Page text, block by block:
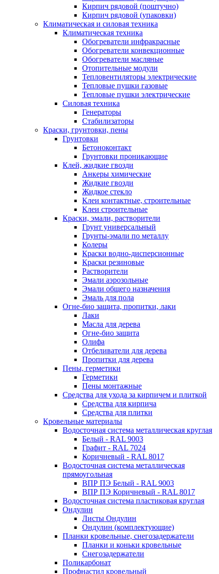
Кирпич рядовой (поштучно)
Кирпич рядовой (упаковки)
Климатическая и силовая техника
Климатическая техника
Обогреватели инфракрасные
Обогреватели конвекционные
Обогреватели масляные
Отопительные модули
Тепловентиляторы электрические
Тепловые пушки газовые
Тепловые пушки электрические
Силовая техника
Генераторы
Стабилизаторы
Краски, грунтовки, пены
Грунтовки
Бетоноконтакт
Грунтовки проникающие
Клей, жидкие гвозди
Анкеры химические
Жидкие гвозди
Жидкое стекло
Клеи контактные, строительные
Клеи строительные
Краски, эмали, растворители
Грунт универсальный
Грунты-эмали по металлу
Колеры
Краски водно-дисперсионные
Краски резиновые
Растворители
Эмали аэрозольные
Эмали общего назначения
Эмаль для пола
Огне-био защита, пропитки, лаки
Лаки
Масла для дерева
Огне-био защита
Олифа
Отбеливатели для дерева
Пропитки для дерева
Пены, герметики
Герметики
Пены монтажные
Средства для ухода за кирпичем и плиткой
Средства для кирпича
Средства для плитки
Кровельные материалы
Водосточная система металлическая круглая
Белый - RAL 9003
Графит - RAL 7024
Коричневый - RAL 8017
Водосточная система металлическая
прямоугольная
ВПР ПЭ Белый - RAL 9003
ВПР ПЭ Коричневый - RAL 8017
Водосточная система пластиковая круглая
Ондулин
Листы Ондулин
Ондулин (комплектующие)
Планки кровельные, снегозадержатели
Планки и коньки кровельные
Снегозадержатели
Поликарбонат
Профнастил кровельный